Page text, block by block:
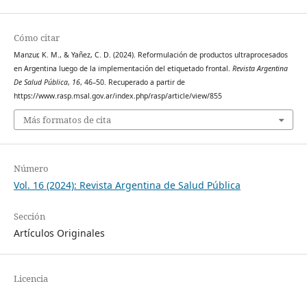
Cómo citar
Manzur, K. M., & Yañez, C. D. (2024). Reformulación de productos ultraprocesados
en Argentina luego de la implementación del etiquetado frontal. Revista Argentina
De Salud Pública, 16, 46–50. Recuperado a partir de
https://www.rasp.msal.gov.ar/index.php/rasp/article/view/855
Más formatos de cita
Número
Vol. 16 (2024): Revista Argentina de Salud Pública
Sección
Artículos Originales
Licencia